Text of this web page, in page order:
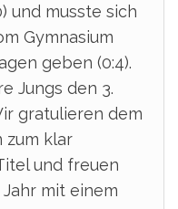
und musste sich
Gymnasium
geben (0:4).
Jungs den 3.
gratulieren dem
zum klar
und freuen
mit einem